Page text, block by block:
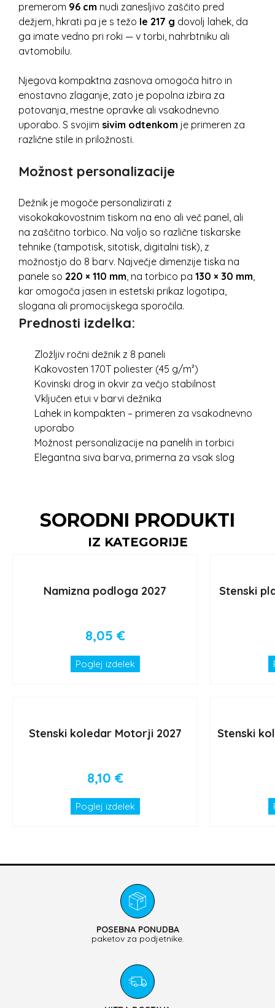
premerom 96 cm nudi zanesljivo zaščito pred
dežjem, hkrati pa je s težo le 217 g dovolj lahek, da
ga imate vedno pri roki — v torbi, nahrbtniku ali
avtomobilu.
Njegova kompaktna zasnova omogoča hitro in
enostavno zlaganje, zato je popolna izbira za
potovanja, mestne opravke ali vsakodnevno
uporabo. S svojim sivim odtenkom je primeren za
različne stile in priložnosti.
Možnost personalizacije
Dežnik je mogoče personalizirati z
visokokakovostnim tiskom na eno ali več panel, ali
na zaščitno torbico. Na voljo so različne tiskarske
tehnike (tampotisk, sitotisk, digitalni tisk), z
možnostjo do 8 barv. Največje dimenzije tiska na
panele so 220 × 110 mm, na torbico pa 130 × 30 mm,
kar omogoča jasen in estetski prikaz logotipa,
slogana ali promocijskega sporočila.
Prednosti izdelka:
Zložljiv ročni dežnik z 8 paneli
Kakovosten 170T poliester (45 g/m²)
Kovinski drog in okvir za večjo stabilnost
Vključen etui v barvi dežnika
Lahek in kompakten – primeren za vsakodnevno
uporabo
Možnost personalizacije na panelih in torbici
Elegantna siva barva, primerna za vsak slog
SORODNI PRODUKTI
IZ KATEGORIJE
Namizna podloga 2027
8,05 €
Poglej izdelek
Stenski
Stenski koledar Motorji 2027
8,10 €
Poglej izdelek
Stenski
POSEBNA PONUDBA
paketov za podjetnike.